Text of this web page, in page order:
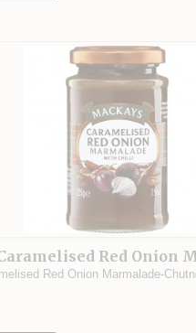
Red Onion
Chilli
Red Onion Marmalade-